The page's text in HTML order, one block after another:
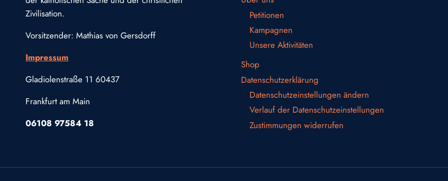
Zivilisation.
Vorsitzender: Mathias von Gersdorff
Impressum
Gladiolenstraße 11 60437
Frankfurt am Main
06108 97584 18
Petitionen
Kampagnen
Unsere Aktivitäten
Shop
Datenschutzerklärung
Datenschutzeinstellungen ändern
Verlauf der Datenschutzeinstellungen
Zustimmungen widerrufen